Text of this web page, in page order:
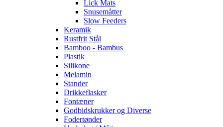
Lick Mats
Snusemåtter
Slow Feeders
Keramik
Rustfrit Stål
Bamboo - Bambus
Plastik
Silikone
Melamin
Stander
Drikkeflasker
Fontæner
Godbidskrukker og Diverse
Fodertønder